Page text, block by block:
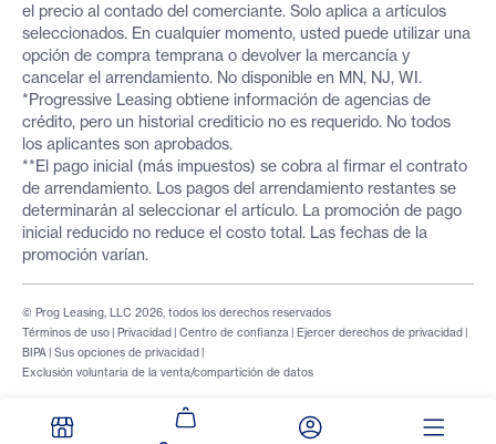
el precio al contado del comerciante. Solo aplica a artículos
seleccionados. En cualquier momento, usted puede utilizar una
opción de compra temprana o devolver la mercancía y
cancelar el arrendamiento. No disponible en MN, NJ, WI.
*Progressive Leasing obtiene información de agencias de
crédito, pero un historial crediticio no es requerido. No todos
los aplicantes son aprobados.
**El pago inicial (más impuestos) se cobra al firmar el contrato
de arrendamiento. Los pagos del arrendamiento restantes se
determinarán al seleccionar el artículo. La promoción de pago
inicial reducido no reduce el costo total. Las fechas de la
promoción varían.
Términos de uso | Privacidad | Centro de confianza | Ejercer derechos de privacidad |
BIPA | Sus opciones de privacidad |
Exclusión voluntaria de la venta/compartición de datos
© Prog Leasing, LLC 2026, todos los derechos reservados